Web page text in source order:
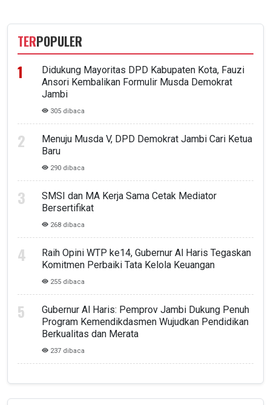
TERPOPULER
Didukung Mayoritas DPD Kabupaten Kota, Fauzi
Ansori Kembalikan Formulir Musda Demokrat
Jambi
305 dibaca
Menuju Musda V, DPD Demokrat Jambi Cari Ketua
Baru
290 dibaca
SMSI dan MA Kerja Sama Cetak Mediator
Bersertifikat
268 dibaca
Raih Opini WTP ke14, Gubernur Al Haris Tegaskan
Komitmen Perbaiki Tata Kelola Keuangan
255 dibaca
Gubernur Al Haris: Pemprov Jambi Dukung Penuh
Program Kemendikdasmen Wujudkan Pendidikan
Berkualitas dan Merata
237 dibaca